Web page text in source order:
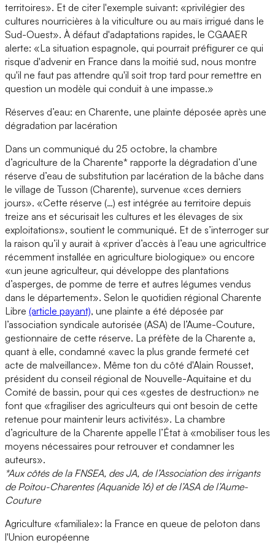
territoires». Et de citer l'exemple suivant: «privilégier des
cultures nourricières à la viticulture ou au maïs irrigué dans le
Sud-Ouest». À défaut d'adaptations rapides, le CGAAER
alerte: «La situation espagnole, qui pourrait préfigurer ce qui
risque d'advenir en France dans la moitié sud, nous montre
qu'il ne faut pas attendre qu'il soit trop tard pour remettre en
question un modèle qui conduit à une impasse.»
Réserves d’eau: en Charente, une plainte déposée après une
dégradation par lacération
Dans un communiqué du 25 octobre, la chambre
d’agriculture de la Charente* rapporte la dégradation d’une
réserve d’eau de substitution par lacération de la bâche dans
le village de Tusson (Charente), survenue «ces derniers
jours». «Cette réserve (…) est intégrée au territoire depuis
treize ans et sécurisait les cultures et les élevages de six
exploitations», soutient le communiqué. Et de s’interroger sur
la raison qu’il y aurait à «priver d’accès à l’eau une agricultrice
récemment installée en agriculture biologique» ou encore
«un jeune agriculteur, qui développe des plantations
d’asperges, de pomme de terre et autres légumes vendus
dans le département». Selon le quotidien régional Charente
Libre (article payant), une plainte a été déposée par
l’association syndicale autorisée (ASA) de l’Aume-Couture,
gestionnaire de cette réserve. La préfète de la Charente a,
quant à elle, condamné «avec la plus grande fermeté cet
acte de malveillance». Même ton du côté d'Alain Rousset,
président du conseil régional de Nouvelle-Aquitaine et du
Comité de bassin, pour qui ces «gestes de destruction» ne
font que «fragiliser des agriculteurs qui ont besoin de cette
retenue pour maintenir leurs activités». La chambre
d’agriculture de la Charente appelle l’État à «mobiliser tous les
moyens nécessaires pour retrouver et condamner les
auteurs».
*Aux côtés de la FNSEA, des JA, de l’Association des irrigants
de Poitou-Charentes (Aquanide 16) et de l’ASA de l’Aume-
Couture
Agriculture «familiale»: la France en queue de peloton dans
l'Union européenne